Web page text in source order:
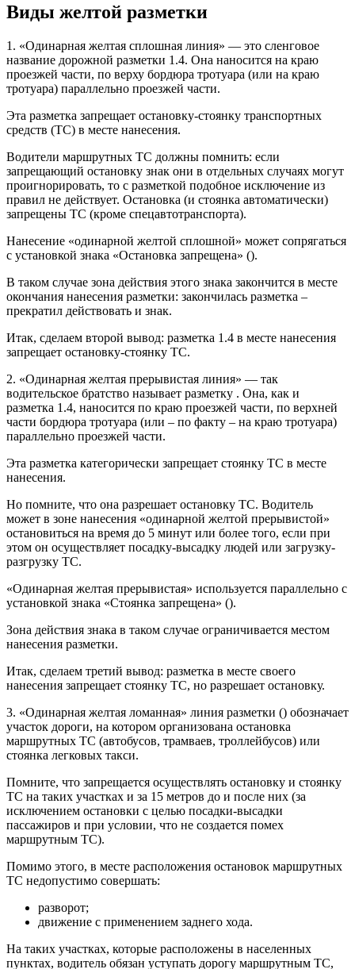
Виды желтой разметки
1. «Одинарная желтая сплошная линия» — это сленговое
название дорожной разметки 1.4. Она наносится на краю
проезжей части, по верху бордюра тротуара (или на краю
тротуара) параллельно проезжей части.
Эта разметка запрещает остановку-стоянку транспортных
средств (ТС) в месте нанесения.
Водители маршрутных ТС должны помнить: если
запрещающий остановку знак они в отдельных случаях могут
проигнорировать, то с разметкой подобное исключение из
правил не действует. Остановка (и стоянка автоматически)
запрещены ТС (кроме спецавтотранспорта).
Нанесение «одинарной желтой сплошной» может сопрягаться
с установкой знака «Остановка запрещена» ().
В таком случае зона действия этого знака закончится в месте
окончания нанесения разметки: закончилась разметка –
прекратил действовать и знак.
Итак, сделаем второй вывод: разметка 1.4 в месте нанесения
запрещает остановку-стоянку ТС.
2. «Одинарная желтая прерывистая линия» — так
водительское братство называет разметку . Она, как и
разметка 1.4, наносится по краю проезжей части, по верхней
части бордюра тротуара (или – по факту – на краю тротуара)
параллельно проезжей части.
Эта разметка категорически запрещает стоянку ТС в месте
нанесения.
Но помните, что она разрешает остановку ТС. Водитель
может в зоне нанесения «одинарной желтой прерывистой»
остановиться на время до 5 минут или более того, если при
этом он осуществляет посадку-высадку людей или загрузку-
разгрузку ТС.
«Одинарная желтая прерывистая» используется параллельно с
установкой знака «Стоянка запрещена» ().
Зона действия знака в таком случае ограничивается местом
нанесения разметки.
Итак, сделаем третий вывод: разметка в месте своего
нанесения запрещает стоянку ТС, но разрешает остановку.
3. «Одинарная желтая ломанная» линия разметки () обозначает
участок дороги, на котором организована остановка
маршрутных ТС (автобусов, трамваев, троллейбусов) или
стоянка легковых такси.
Помните, что запрещается осуществлять остановку и стоянку
ТС на таких участках и за 15 метров до и после них (за
исключением остановки с целью посадки-высадки
пассажиров и при условии, что не создается помех
маршрутным ТС).
Помимо этого, в месте расположения остановок маршрутных
ТС недопустимо совершать:
разворот;
движение с применением заднего хода.
На таких участках, которые расположены в населенных
пунктах, водитель обязан уступать дорогу маршрутным ТС,